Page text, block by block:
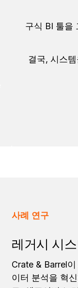
구식 BI 툴을
결국, 시스
사례 연구
레거시 시
Crate & Barrel
이터 분석을 혁